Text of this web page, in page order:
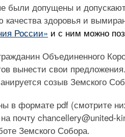
были допущены и
здоровья и
России» и с ним можно
Объединенного
вынести свои
созыв Земского
в формате pdf (смотрите
почту chancellery@united-
Земского Собора.